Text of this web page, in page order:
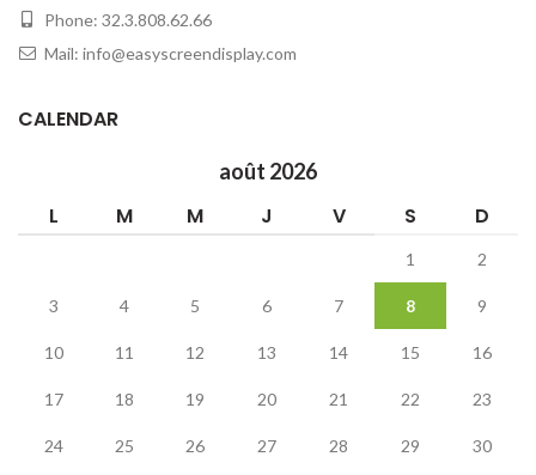
Phone: 32.3.808.62.66
Mail: info@easyscreendisplay.com
CALENDAR
août 2026
L M M J V S D
1 2
3 4 5 6 7 8 9
10 11 12 13 14 15 16
17 18 19 20 21 22 23
24 25 26 27 28 29 30